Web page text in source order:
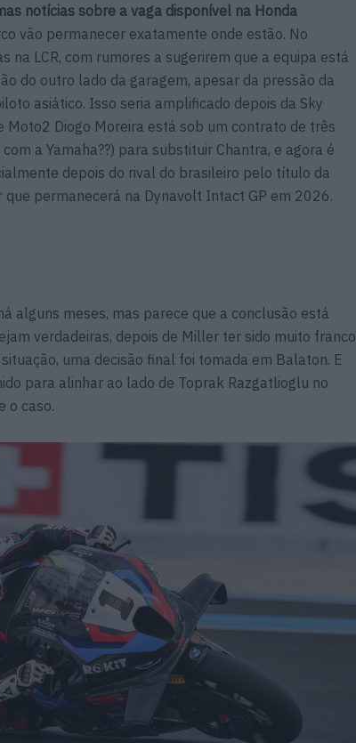
notícias sobre a vaga disponível na Honda
vão permanecer exatamente onde estão. No
na LCR, com rumores a sugerirem que a equipa está
do outro lado da garagem, apesar da pressão da
asiático. Isso seria amplificado depois da Sky
Diogo Moreira está sob um contrato de três
a Yamaha??) para substituir Chantra, e agora é
depois do rival do brasileiro pelo título da
permanecerá na Dynavolt Intact GP em 2026.
alguns meses, mas parece que a conclusão está
verdadeiras, depois de Miller ter sido muito franco
uma decisão final foi tomada em Balaton. E
para alinhar ao lado de Toprak Razgatlioglu no
o caso.